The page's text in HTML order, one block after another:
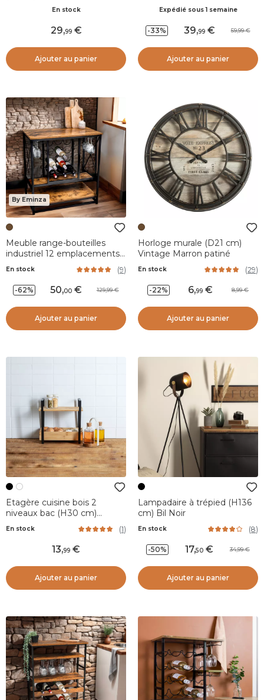
En stock
29,99
Ajouter au panier
Expédié sous 1 semaine
-33% 39,99 59,99
Ajouter au panier
By Eminza
Meuble range-bouteilles
industriel 12 emplacements
et porte-verres (H86 cm)
Louis Marron
En stock (9)
-62% 50,00 129,99
Ajouter au panier
Horloge murale (D21 cm)
Vintage Marron patiné
En stock (29)
-22% 6,99 8,99
Ajouter au panier
Etagère cuisine bois 2
niveaux bac (H30 cm)
Ordera Noir
En stock (1)
13,99
Ajouter au panier
Lampadaire à trépied (H136
cm) Bil Noir
En stock (8)
-50% 17,50 34,99
Ajouter au panier